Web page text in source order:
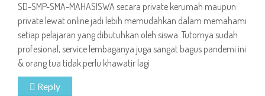
SD-SMP-SMA-MAHASISWA secara private kerumah maupun
private lewat online jadi lebih memudahkan dalam memahami
setiap pelajaran yang dibutuhkan oleh siswa. Tutornya sudah
profesional, service lembaganya juga sangat bagus pandemi ini
& orang tua tidak perlu khawatir lagi
Reply